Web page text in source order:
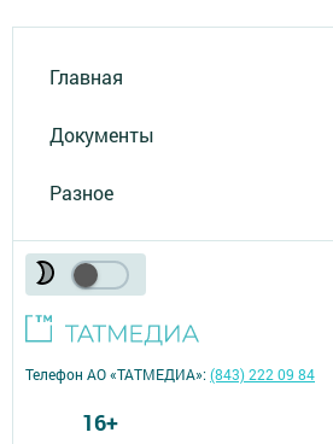
Главная
Документы
Разное
Телефон АО «ТАТМЕДИА»:(843) 222 09 84
16+